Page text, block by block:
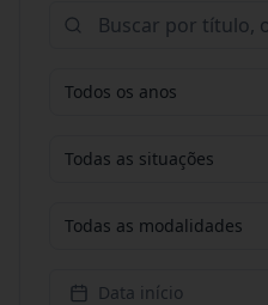
Todos os anos
Todas as situações
Todas as modalidades
Data início